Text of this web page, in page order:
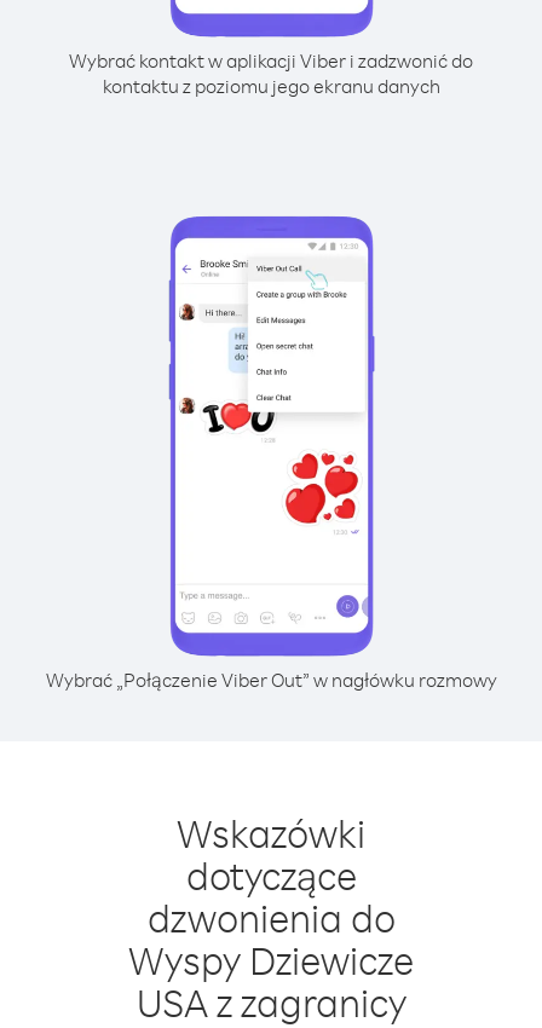
Wybrać kontakt w aplikacji Viber i zadzwonić do
kontaktu z poziomu jego ekranu danych
Wybrać „Połączenie Viber Out” w nagłówku rozmowy
Wskazówki
dotyczące
dzwonienia do
Wyspy Dziewicze
USA z zagranicy